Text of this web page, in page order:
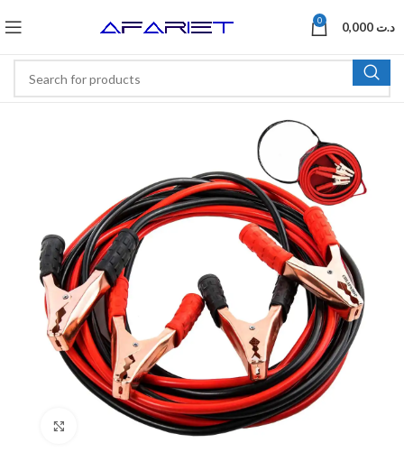
0 د.ت
Click to enlarge